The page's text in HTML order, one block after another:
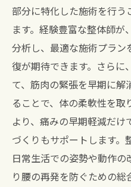
部分に特化した施術を行う
ます。経験豊富な整体師
分析し、最適な施術プラ
復が期待できます。さらに
て、筋肉の緊張を早期に
ることで、体の柔軟性を取
より、痛みの早期軽減だ
づくりもサポートします。
日常生活での姿勢や動作の
り腰の再発を防ぐための